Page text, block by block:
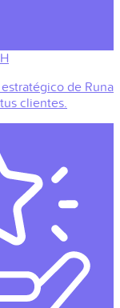
de Runa
clientes.